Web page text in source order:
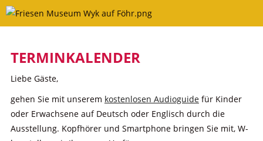
Skip
TERMINKALENDER
Liebe Gäste,
gehen Sie mit unserem kostenlosen Audioguidefür Kinder
oder Erwachsene auf Deutsch oder Englisch durch die
Ausstellung. Kopfhörer und Smartphone bringen Sie mit, W-